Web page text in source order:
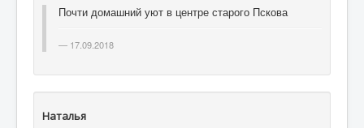
Почти домашний уют в центре старого Пскова
17.09.2018
Наталья